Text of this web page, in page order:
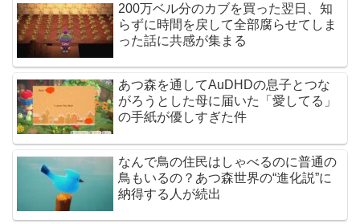
200万ベル分のカブを買った翌日、知
らずに時間を戻して全部腐らせてしま
った話に共感が集まる
あつ森を通してAuDHDの息子とつな
がろうとした母に届いた「愛してる」
の手紙が優しすぎた件
なんで鳥の住民はしゃべるのに普通の
鳥もいるの？あつ森世界の“進化説”に
納得する人が続出